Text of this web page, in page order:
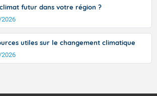
futur dans votre région ?
utiles sur le changement climatique